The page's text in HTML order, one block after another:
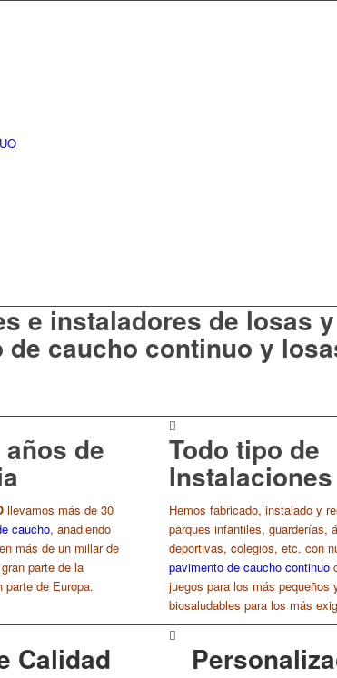
e instaladores de losas
de caucho continuo y
años de
llevamos más de 30
caucho, añadiendo
más de un millar de
parte de la
parte de Europa.
Todo tipo de
Instalaciones
Hemos fabricado, instalado y
parques infantiles, guarderías,
deportivas, colegios, etc. con
pavimento de caucho continuo
juegos para los más pequeños
biosaludables para los más
Calidad